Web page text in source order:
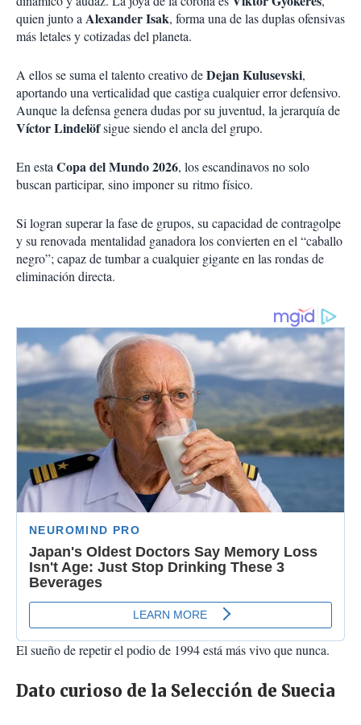
quien junto aAlexander Isak, forma una de las duplas ofensivas
más letales y cotizadas del planeta.
A ellos se suma el talento creativo deDejan Kulusevski,
aportando una verticalidad que castiga cualquier error defensivo.
Aunque la defensa genera dudas por su juventud, la jerarquía de
Víctor Lindelöfsigue siendo el ancla del grupo.
En estaCopa del Mundo 2026, los escandinavos no solo
buscan participar, sino imponer su ritmo físico.
Si logran superar la fase de grupos, su capacidad de contragolpe
y su renovada mentalidad ganadora los convierten en el “caballo
negro”; capaz de tumbar a cualquier gigante en las rondas de
eliminación directa.
El sueño de repetir el podio de 1994 está más vivo que nunca.
Dato curioso de la Selección de Suecia